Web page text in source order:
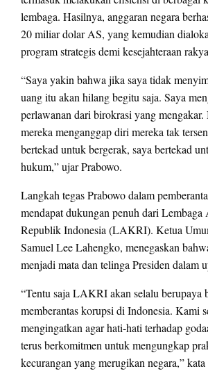
lembaga. Hasilnya, anggaran negara
20 miliar dolar AS, yang kemudian
program strategis demi kesejahteraan
“Saya yakin bahwa jika saya tidak
uang itu akan hilang begitu saja. Saya
perlawanan dari birokrasi yang mengakar.
mereka menganggap diri mereka tak
bertekad untuk bergerak, saya bertekad
hukum,” ujar Prabowo.
Langkah tegas Prabowo dalam
mendapat dukungan penuh dari
Republik Indonesia (LAKRI). Ketua
Samuel Lee Lahengko, menegaskan
menjadi mata dan telinga Presiden dalam
“Tentu saja LAKRI akan selalu berupaya
memberantas korupsi di Indonesia. Kami
mengingatkan agar hati-hati terhadap
terus berkomitmen untuk mengungkap
kecurangan yang merugikan negara,”